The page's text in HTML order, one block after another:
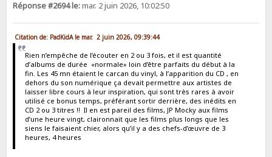
Réponse #2694 le:mar. 2 juin 2026, 10:02:50
Citation de: PadKidA le mar. 2 juin 2026, 09:39:44
Rien n’empêche de l’écouter en 2 ou 3 fois, et il est quantité
d’albums de durée «normale» loin d’être parfaits du début à la
fin. Les 45 mn étaient le carcan du vinyl, à l’apparition du CD , en
dehors du son numérique ça devait permettre aux artistes de
laisser libre cours à leur inspiration, qui sont très rares à avoir
utilisé ce bonus temps, préférant sortir derrière, des inédits en
CD 2 ou 3 titres !! Il en est pareil des films, JP Mocky aux films
d’une heure vingt, claironnait que les films plus longs que les
siens le faisaient chier, alors qu’il y a des chefs-d’œuvre de 3
heures, 4 heures